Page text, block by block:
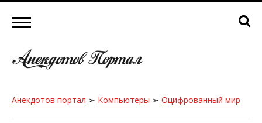
Анекдотов портал ➣ Компьютеры ➣ Оцифрованный мир